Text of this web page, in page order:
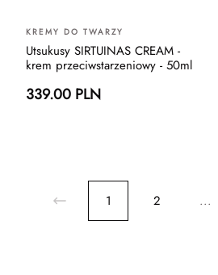
KREMY DO TWARZY
Utsukusy SIRTUINAS CREAM -
krem przeciwstarzeniowy - 50ml
339.00 PLN
1 2 ...